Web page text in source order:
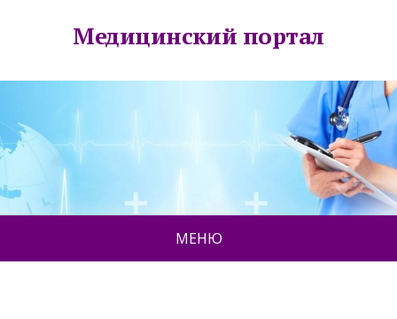
Медицинский портал
МЕНЮ